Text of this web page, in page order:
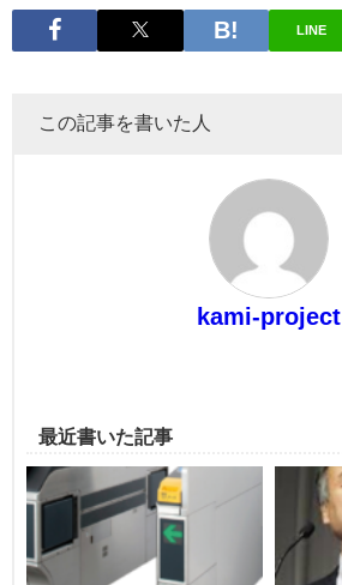
LINE
この記事を書いた人
kami-project
最近書いた記事